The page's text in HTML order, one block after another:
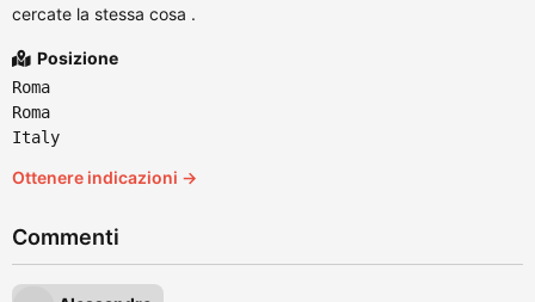
cercate la stessa cosa .
Posizione
Roma
Roma
Italy
Ottenere indicazioni →
Commenti